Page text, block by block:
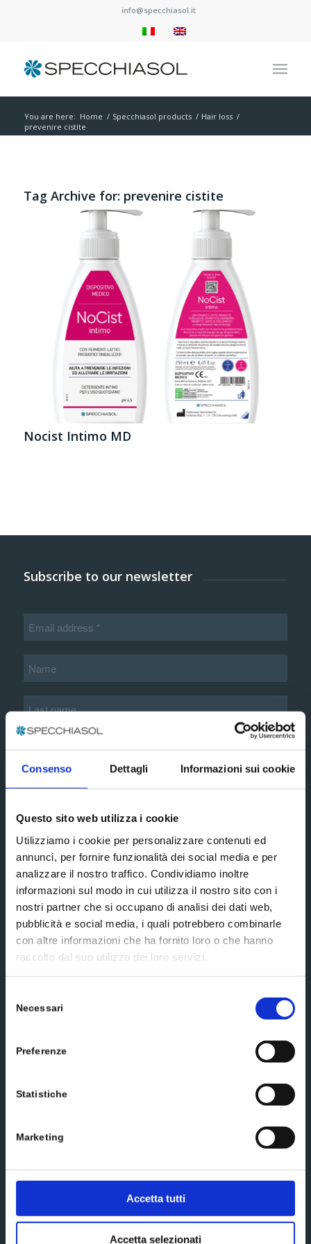
Consenso Dettagli Informazioni sui cookie
Questo sito web utilizza i cookie
Utilizziamo i cookie per personalizzare contenuti ed
annunci, per fornire funzionalità dei social media e per
analizzare il nostro traffico. Condividiamo inoltre
informazioni sul modo in cui utilizza il nostro sito con i
nostri partner che si occupano di analisi dei dati web,
pubblicità e social media, i quali potrebbero combinarle
con altre informazioni che ha fornito loro o che hanno
raccolto dal suo utilizzo dei loro servizi.
delNecessari
Preferenze
Statistiche
Marketing
Accetta tutti
Accetta selezionati
info@specchiasol.it
You are here: Home / Specchiasol products / Hair loss /
prevenire cistite
Tag Archive for: prevenire cistite
Nocist Intimo MD
Subscribe to our newsletter
privacy policy
Subscribe
Social media
Send us a message